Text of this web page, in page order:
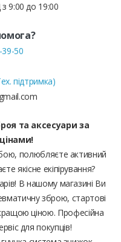
9:00 до 19:00
50
підтримка)
та аксесуари за
полюбляєте активний
якісне екіпірування?
В нашому магазині Ви
зброю, стартові
ціною. Професійна
для покупців!